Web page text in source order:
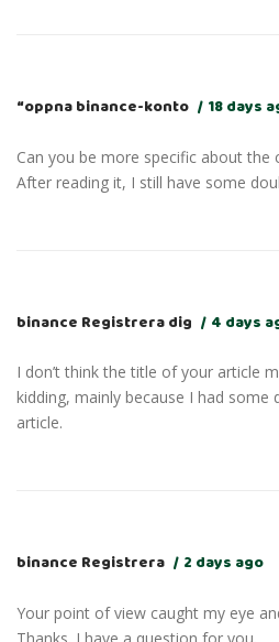
“oppna binance-konto 18 days
Can you be more specific about the
After reading it, I still have some
binance Registrera dig 4 days
I don’t think the title of your article
kidding, mainly because I had some
article.
binance Registrera 2 days ago
Your point of view caught my eye